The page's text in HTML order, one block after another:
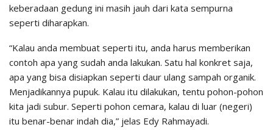
keberadaan gedung ini masih jauh dari kata sempurna
seperti diharapkan.
“Kalau anda membuat seperti itu, anda harus memberikan
contoh apa yang sudah anda lakukan. Satu hal konkret saja,
apa yang bisa disiapkan seperti daur ulang sampah organik.
Menjadikannya pupuk. Kalau itu dilakukan, tentu pohon-pohon
kita jadi subur. Seperti pohon cemara, kalau di luar (negeri)
itu benar-benar indah dia,” jelas Edy Rahmayadi.